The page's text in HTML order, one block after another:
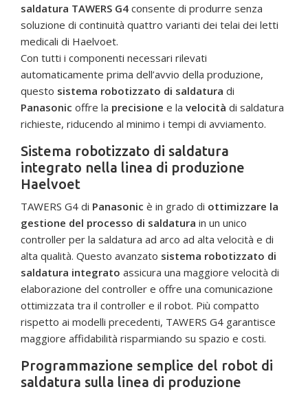
saldatura TAWERS G4 consente di produrre senza
soluzione di continuità quattro varianti dei telai dei letti
medicali di Haelvoet.
Con tutti i componenti necessari rilevati
automaticamente prima dell’avvio della produzione,
questo sistema robotizzato di saldatura di
Panasonic offre la precisione e la velocità di saldatura
richieste, riducendo al minimo i tempi di avviamento.
Sistema robotizzato di saldatura
integrato nella linea di produzione
Haelvoet
TAWERS G4 di Panasonic è in grado di ottimizzare la
gestione del processo di saldatura in un unico
controller per la saldatura ad arco ad alta velocità e di
alta qualità. Questo avanzato sistema robotizzato di
saldatura integrato assicura una maggiore velocità di
elaborazione del controller e offre una comunicazione
ottimizzata tra il controller e il robot. Più compatto
rispetto ai modelli precedenti, TAWERS G4 garantisce
maggiore affidabilità risparmiando su spazio e costi.
Programmazione semplice del robot di
saldatura sulla linea di produzione